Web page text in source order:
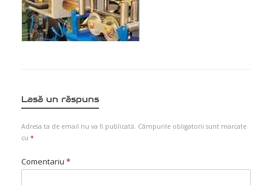
Lasă un răspuns
Adresa ta de email nu va fi publicată. Câmpurile obligatorii sunt marcate
cu *
Comentariu *